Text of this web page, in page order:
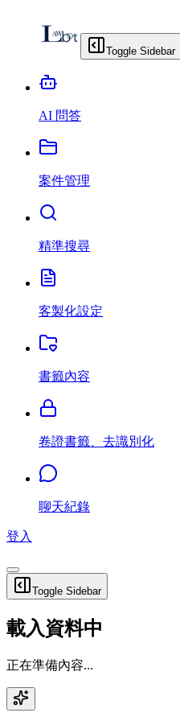
Toggle Sidebar
AI 問答
案件管理
精準搜尋
客製化設定
書籤內容
卷證書籤、去識別化
聊天紀錄
登入
Toggle Sidebar
載入資料中
正在準備內容...